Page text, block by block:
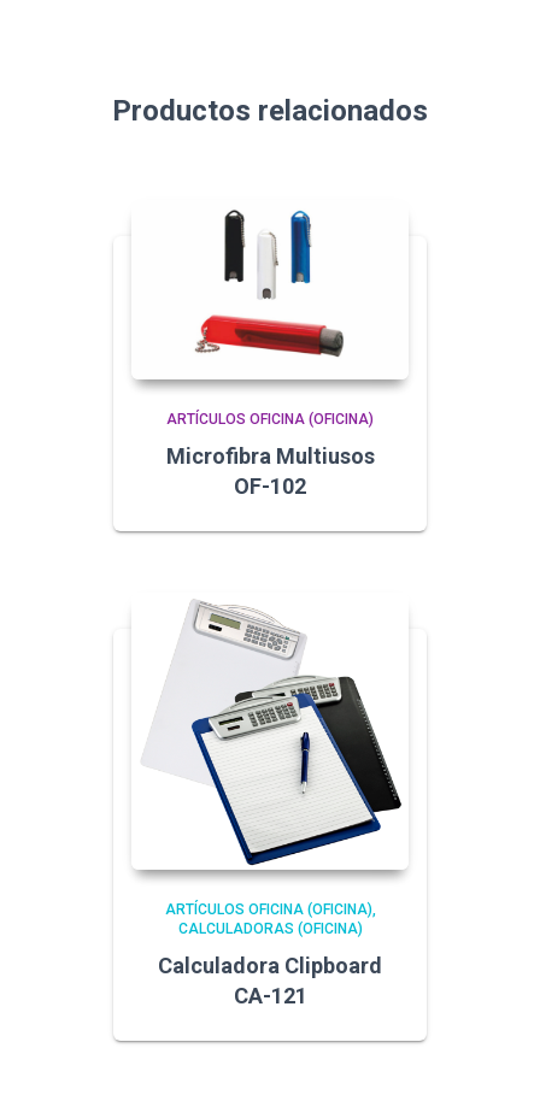
Productos relacionados
ARTÍCULOS OFICINA (OFICINA)
Microfibra Multiusos
OF-102
ARTÍCULOS OFICINA (OFICINA)
CALCULADORAS (OFICINA)
Calculadora Clipboard
CA-121